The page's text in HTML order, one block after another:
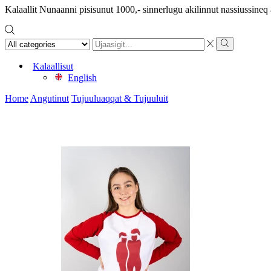
Kalaallit Nunaanni pisisunut 1000,- sinnerlugu akilinnut nassiussineq
Search
input
Search
Kalaallisut
English
Home Angutinut Tujuuluaqqat & Tujuuluit